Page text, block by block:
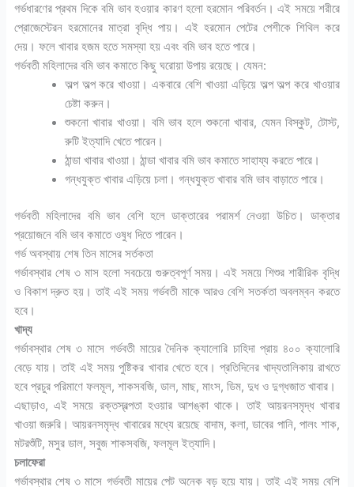
গর্ভধারণের প্রথম দিকে বমি ভাব হওয়ার কারণ হলো হরমোন পরিবর্তন। এই সময়ে শরীরে
প্রোজেস্টেরন হরমোনের মাত্রা বৃদ্ধি পায়। এই হরমোন পেটের পেশীকে শিথিল করে
দেয়। ফলে খাবার হজম হতে সমস্যা হয় এবং বমি ভাব হতে পারে।
গর্ভবতী মহিলাদের বমি ভাব কমাতে কিছু ঘরোয়া উপায় রয়েছে। যেমন:
অল্প অল্প করে খাওয়া। একবারে বেশি খাওয়া এড়িয়ে অল্প অল্প করে খাওয়ার
চেষ্টা করুন।
শুকনো খাবার খাওয়া। বমি ভাব হলে শুকনো খাবার, যেমন বিস্কুট, টোস্ট,
রুটি ইত্যাদি খেতে পারেন।
ঠান্ডা খাবার খাওয়া। ঠান্ডা খাবার বমি ভাব কমাতে সাহায্য করতে পারে।
গন্ধযুক্ত খাবার এড়িয়ে চলা। গন্ধযুক্ত খাবার বমি ভাব বাড়াতে পারে।
গর্ভবতী মহিলাদের বমি ভাব বেশি হলে ডাক্তারের পরামর্শ নেওয়া উচিত। ডাক্তার
প্রয়োজনে বমি ভাব কমাতে ওষুধ দিতে পারেন।
গর্ভ অবস্থায় শেষ তিন মাসের সর্তকতা
গর্ভাবস্থার শেষ ৩ মাস হলো সবচেয়ে গুরুত্বপূর্ণ সময়। এই সময়ে শিশুর শারীরিক বৃদ্ধি
ও বিকাশ দ্রুত হয়। তাই এই সময় গর্ভবতী মাকে আরও বেশি সতর্কতা অবলম্বন করতে
হবে।
খাদ্য
গর্ভাবস্থার শেষ ৩ মাসে গর্ভবতী মায়ের দৈনিক ক্যালোরি চাহিদা প্রায় ৪০০ ক্যালোরি
বেড়ে যায়। তাই এই সময় পুষ্টিকর খাবার খেতে হবে। প্রতিদিনের খাদ্যতালিকায় রাখতে
হবে প্রচুর পরিমাণে ফলমূল, শাকসবজি, ডাল, মাছ, মাংস, ডিম, দুধ ও দুগ্ধজাত খাবার।
এছাড়াও, এই সময়ে রক্তস্বল্পতা হওয়ার আশঙ্কা থাকে। তাই আয়রনসমৃদ্ধ খাবার
খাওয়া জরুরি। আয়রনসমৃদ্ধ খাবারের মধ্যে রয়েছে বাদাম, কলা, ডাবের পানি, পালং শাক,
মটরশুঁটি, মসুর ডাল, সবুজ শাকসবজি, ফলমূল ইত্যাদি।
চলাফেরা
গর্ভাবস্থার শেষ ৩ মাসে গর্ভবতী মায়ের পেট অনেক বড় হয়ে যায়। তাই এই সময় বেশি